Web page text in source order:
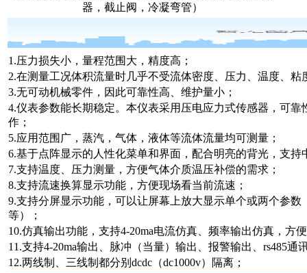
器，截止阀，冷凝弯管）
1.压力损失小，量程范围大，精度高；
2.在测量工况体积流量时几乎不受流体密度、压力、温度、粘
3.无可动机械零件，因此可靠性高、维护量小；
4.仪表参数能长期稳定。本仪表采用压电应力式传感器，可
作；
5.应用范围广，蒸汽，气体，液体等流体流量均可测量；
6.基于点阵显示的人性化菜单和界面，配合明亮的背光，支
7.支持温度、压力测量，方便气体介质温压补偿的需求；
8.支持流速换算显示功能，方便现场看当前流速；
9.支持分屏显示功能，可以让屏幕上放大显示单个或两个参
等）；
10.仿真输出功能，支持4-20ma电流仿真、频率输出仿真，方
11.支持4-20ma输出、脉冲（当量）输出、报警输出、rs485通
12.两线制、三线制都分别dcdc（dc1000v）隔离；